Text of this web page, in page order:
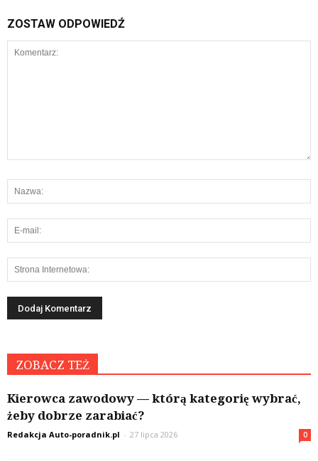
ZOSTAW ODPOWIEDŹ
ZOBACZ TEŻ
Kierowca zawodowy — którą kategorię wybrać,
żeby dobrze zarabiać?
Redakcja Auto-poradnik.pl - 27 lipca 2026 0